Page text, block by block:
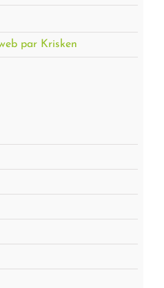
par Krisken